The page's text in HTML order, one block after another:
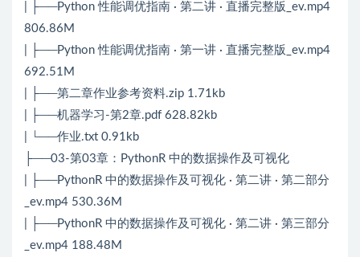
| ├──Python 性能调优指南 · 第二讲 · 直播完整版_ev.mp4
806.86M
| ├──Python 性能调优指南 · 第一讲 · 直播完整版_ev.mp4
692.51M
| ├──第二章作业参考资料.zip 1.71kb
| ├──机器学习-第2章.pdf 628.82kb
| └──作业.txt 0.91kb
├──03-第03章：PythonR 中的数据操作及可视化
| ├──PythonR 中的数据操作及可视化 · 第二讲 · 第二部分
_ev.mp4 530.36M
| ├──PythonR 中的数据操作及可视化 · 第二讲 · 第三部分
_ev.mp4 188.48M